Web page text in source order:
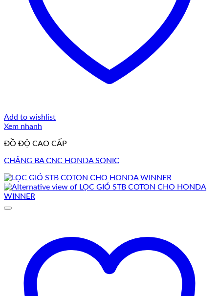
Add to wishlist
Xem nhanh
ĐỒ ĐỘ CAO CẤP
CHẢNG BA CNC HONDA SONIC